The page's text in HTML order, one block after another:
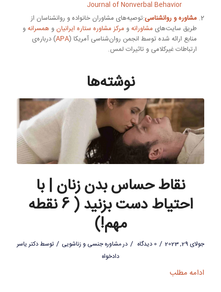
Journal of Nonverbal Behavior
مشاوره و روانشناسی:توصیه‌های مشاوران خانواده و روانشناسان از
طریق سایت‌های مشاورانهو مرکز مشاوره ستاره ایرانیانو همسرانهو
منابع ارائه شده توسط انجمن روان‌شناسی آمریکا (APA) درباره‌ی
ارتباطات غیرکلامی و تاثیرات لمس.
نوشته‌ها
نقاط حساس بدن زنان | با
احتیاط دست بزنید ( 6 نقطه
مهم!)
جولای 29, 2023 / 0 دیدگاه / درمشاوره جنسی و زناشویی / توسطدکتر یاسر
دادخواه
ادامه مطلب